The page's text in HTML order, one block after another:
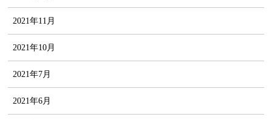
2021年11月
2021年10月
2021年7月
2021年6月